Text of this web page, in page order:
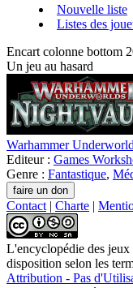
Nouvelle liste
Listes des
Encart colonne bottom
Un jeu au hasard
Warhammer
Editeur : Games
Genre : Fantastique,
Contact | Charte |
L'encyclopédie des jeux
disposition selon les
Attribution - Pas